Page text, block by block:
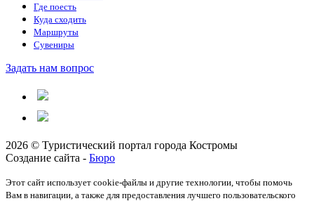
Где поесть
Куда сходить
Маршруты
Сувениры
Задать нам вопрос
2026 © Туристический портал города Костромы
Создание сайта - Бюро
Этот сайт использует cookie-файлы и другие технологии, чтобы помочь
Вам в навигации, а также для предоставления лучшего пользовательского